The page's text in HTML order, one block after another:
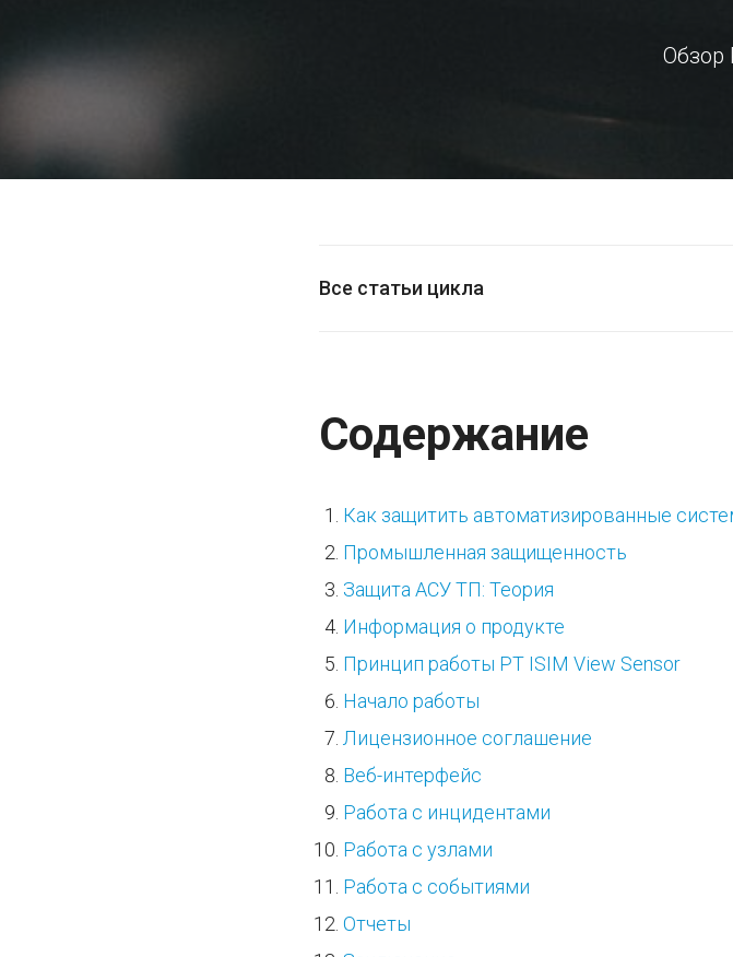
Обзор
Все статьи цикла
Содержание
Как защитить автоматизированные
Промышленная защищенность
Защита АСУ ТП: Теория
Информация о продукте
Принцип работы PT ISIM View Sensor
Начало работы
Лицензионное соглашение
Веб-интерфейс
Работа с инцидентами
Работа с узлами
Работа с событиями
Отчеты